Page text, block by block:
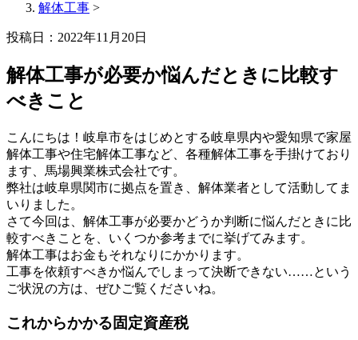
解体工事 >
投稿日：2022年11月20日
解体工事が必要か悩んだときに比較す
べきこと
こんにちは！岐阜市をはじめとする岐阜県内や愛知県で家屋
解体工事や住宅解体工事など、各種解体工事を手掛けており
ます、馬場興業株式会社です。
弊社は岐阜県関市に拠点を置き、解体業者として活動してま
いりました。
さて今回は、解体工事が必要かどうか判断に悩んだときに比
較すべきことを、いくつか参考までに挙げてみます。
解体工事はお金もそれなりにかかります。
工事を依頼すべきか悩んでしまって決断できない……という
ご状況の方は、ぜひご覧くださいね。
これからかかる固定資産税